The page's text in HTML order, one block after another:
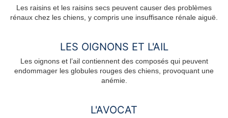
Les raisins et les raisins secs peuvent causer des problèmes
rénaux chez les chiens, y compris une insuffisance rénale aiguë.
LES OIGNONS ET L'AIL
Les oignons et l’ail contiennent des composés qui peuvent
endommager les globules rouges des chiens, provoquant une
anémie.
L'AVOCAT